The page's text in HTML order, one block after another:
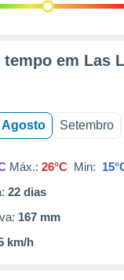
em Las
Agosto Setembro
Máx.: 26°C Min:
22 dias
167 mm
km/h